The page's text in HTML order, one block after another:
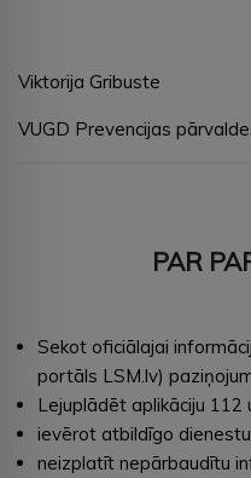
Viktorija Gribuste
VUGD Prevencijas
PAR
Sekot oficiālajai
portāls LSM.lv)
Lejuplādēt aplikāciju 112
ievērot atbildīgo
neizplatīt nepārbaudītu